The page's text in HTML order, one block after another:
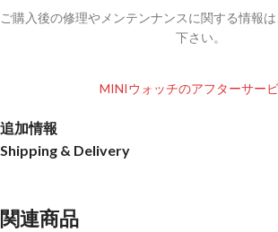
ご購入後の修理やメンテンナンスに関する情報
下さい。
MINIウォッチのアフターサー
追加情報
Shipping & Delivery
関連商品